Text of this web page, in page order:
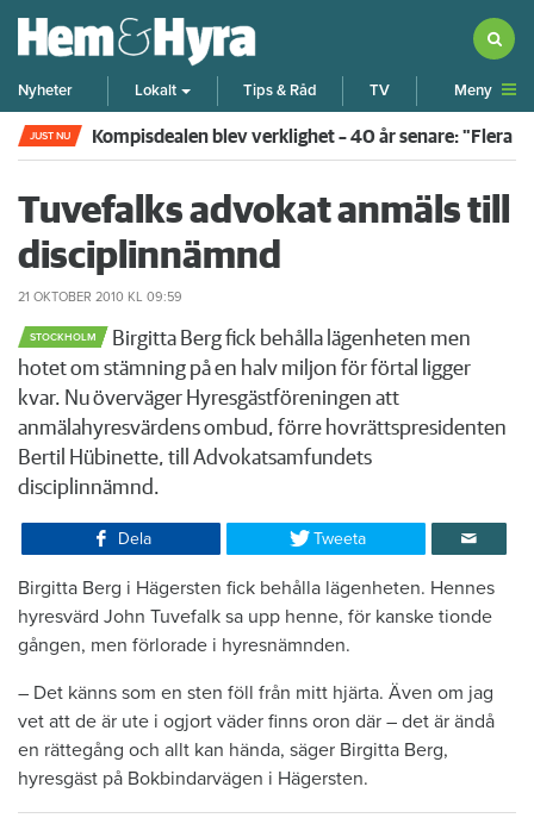
Nyheter Lokalt Tips & Råd TV Meny
JUST NU Kompisdealen blev verklighet – 40 år senare: "Flera
Tuvefalks advokat anmäls till
disciplinnämnd
21 OKTOBER 2010 KL 09:59
STOCKHOLM
Birgitta Berg fick behålla lägenheten men
hotet om stämning på en halv miljon för förtal ligger
kvar. Nu överväger Hyresgästföreningen att
anmälahyresvärdens ombud, förre hovrättspresidenten
Bertil Hübinette, till Advokatsamfundets
disciplinnämnd.
Dela Tweeta
Birgitta Berg i Hägersten fick behålla lägenheten. Hennes
hyresvärd John Tuvefalk sa upp henne, för kanske tionde
gången, men förlorade i hyresnämnden.
– Det känns som en sten föll från mitt hjärta. Även om jag
vet att de är ute i ogjort väder finns oron där – det är ändå
en rättegång och allt kan hända, säger Birgitta Berg,
hyresgäst på Bokbindarvägen i Hägersten.